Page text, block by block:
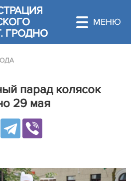
ГРОДНО
парад колясок
29 мая